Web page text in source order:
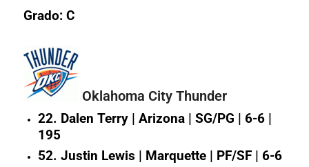
Grado: C
Oklahoma City Thunder
22. Dalen Terry | Arizona | SG/PG | 6-6 |
195
52. Justin Lewis | Marquette | PF/SF | 6-6